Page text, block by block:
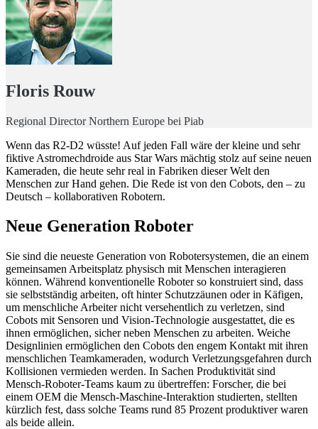
Floris Rouw
Regional Director Northern Europe bei Piab
Wenn das R2-D2 wüsste! Auf jeden Fall wäre der kleine und sehr
fiktive Astromechdroide aus Star Wars mächtig stolz auf seine neuen
Kameraden, die heute sehr real in Fabriken dieser Welt den
Menschen zur Hand gehen. Die Rede ist von den Cobots, den – zu
Deutsch – kollaborativen Robotern.
Neue Generation Roboter
Sie sind die neueste Generation von Robotersystemen, die an einem
gemeinsamen Arbeitsplatz physisch mit Menschen interagieren
können. Während konventionelle Roboter so konstruiert sind, dass
sie selbstständig arbeiten, oft hinter Schutzzäunen oder in Käfigen,
um menschliche Arbeiter nicht versehentlich zu verletzen, sind
Cobots mit Sensoren und Vision-Technologie ausgestattet, die es
ihnen ermöglichen, sicher neben Menschen zu arbeiten. Weiche
Designlinien ermöglichen den Cobots den engem Kontakt mit ihren
menschlichen Teamkameraden, wodurch Verletzungsgefahren durch
Kollisionen vermieden werden. In Sachen Produktivität sind
Mensch-Roboter-Teams kaum zu übertreffen: Forscher, die bei
einem OEM die Mensch-Maschine-Interaktion studierten, stellten
kürzlich fest, dass solche Teams rund 85 Prozent produktiver waren
als beide allein.